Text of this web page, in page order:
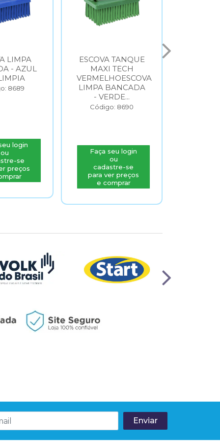
LIMPA
- AZUL
8689
login
ou
se
preços
ESCOVA TANQUE
MAXI TECH
VERMELHOESCOVA
LIMPA BANCADA
- VERDE...
Código: 8690
Faça seu login
ou
cadastre-se
para ver preços
e comprar